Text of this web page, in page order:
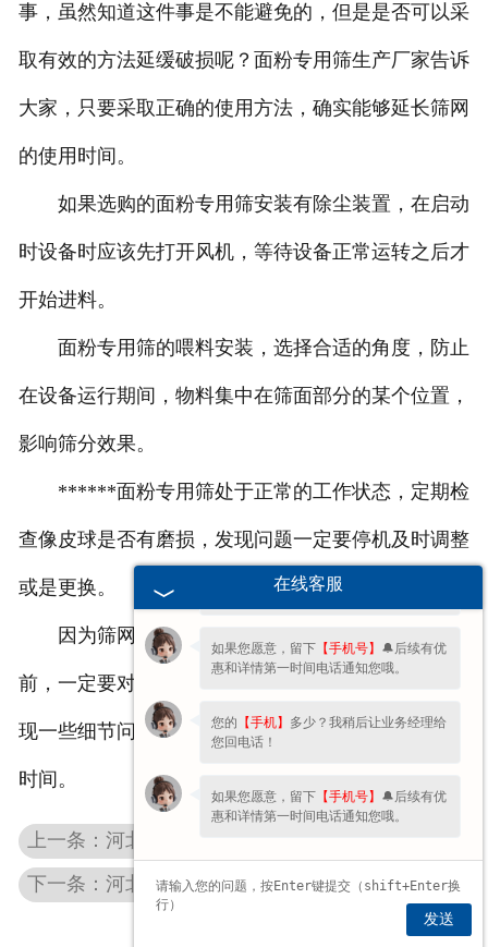
事，虽然知道这件事是不能避免的，但是是否可以采
取有效的方法延缓破损呢？面粉专用筛生产厂家告诉
大家，只要采取正确的使用方法，确实能够延长筛网
的使用时间。
如果选购的面粉专用筛安装有除尘装置，在启动
时设备时应该先打开风机，等待设备正常运转之后才
开始进料。
面粉专用筛的喂料安装，选择合适的角度，防止
在设备运行期间，物料集中在筛面部分的某个位置，
影响筛分效果。
******面粉专用筛处于正常的工作状态，定期检
查像皮球是否有磨损，发现问题一定要停机及时调整
或是更换。
因为筛网是磨损比较严重的部件，在开机工作之
前，一定要对筛网进行检查，只有这样做才能及时发
现一些细节问题，******面粉专用筛的使用效果以及
时间。
上一条：河北面粉筛
下一条：河北家用筛
在线客服
您好呀～很高兴为您服务！😊 有什么问
题都可以跟我说哦。
如果您愿意，留下 【手机号】 🔔后续有优
惠和详情第一时间电话通知您哦。
您的 【手机】 多少？我稍后让业务经理给
您回电话！
如果您愿意，留下 【手机号】 🔔后续有优
惠和详情第一时间电话通知您哦。
发送